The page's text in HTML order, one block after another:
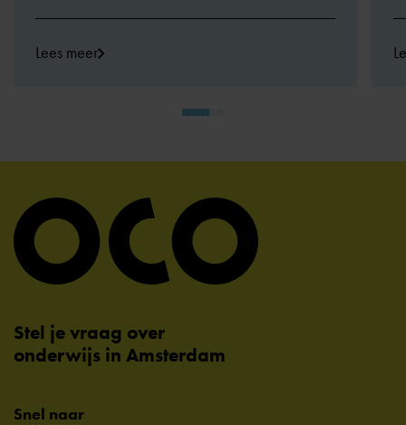
Lees meer
Stel je vraag over
onderwijs in Amsterdam
Snel naar